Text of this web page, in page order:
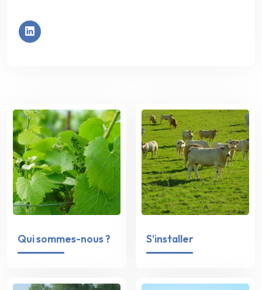
Qui sommes-nous ? S’installer